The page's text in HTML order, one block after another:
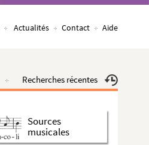
Actualités Contact Aide
Recherches récentes
Sources
musicales